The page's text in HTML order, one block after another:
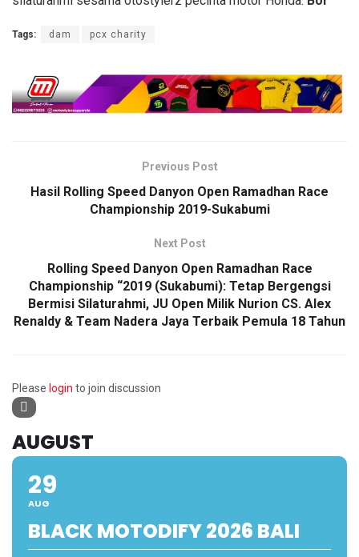
Tags: dam pcx charity
Previous Post
Hasil Rolling Speed Danyon Open Ramadhan Race
Championship 2019-Sukabumi
Next Post
Rolling Speed Danyon Open Ramadhan Race
Championship “2019 (Sukabumi): Tetap Bergengsi
Bermisi Silaturahmi, JU Open Milik Nurion CS. Alex
Renaldy & Team Nadera Jaya Terbaik Pemula 18 Tahun
Please login to join discussion
AUGUST
29
AUG
BLACK MOTODIFY 2026 BALI